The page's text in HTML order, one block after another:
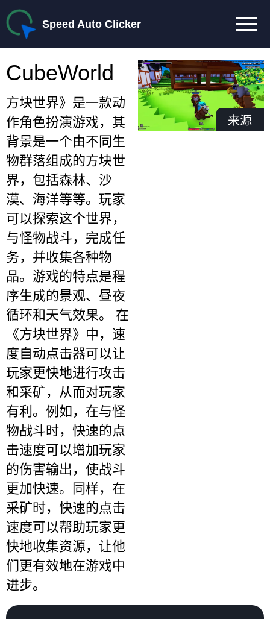
Speed Auto Clicker
CubeWorld
方块世界》是一款动
作角色扮演游戏，其
背景是一个由不同生
物群落组成的方块世
界，包括森林、沙
漠、海洋等等。玩家
可以探索这个世界，
与怪物战斗，完成任
务，并收集各种物
品。游戏的特点是程
序生成的景观、昼夜
循环和天气效果。 在
《方块世界》中，速
度自动点击器可以让
玩家更快地进行攻击
和采矿，从而对玩家
有利。例如，在与怪
物战斗时，快速的点
击速度可以增加玩家
的伤害输出，使战斗
更加快速。同样，在
采矿时，快速的点击
速度可以帮助玩家更
快地收集资源，让他
们更有效地在游戏中
进步。
来源